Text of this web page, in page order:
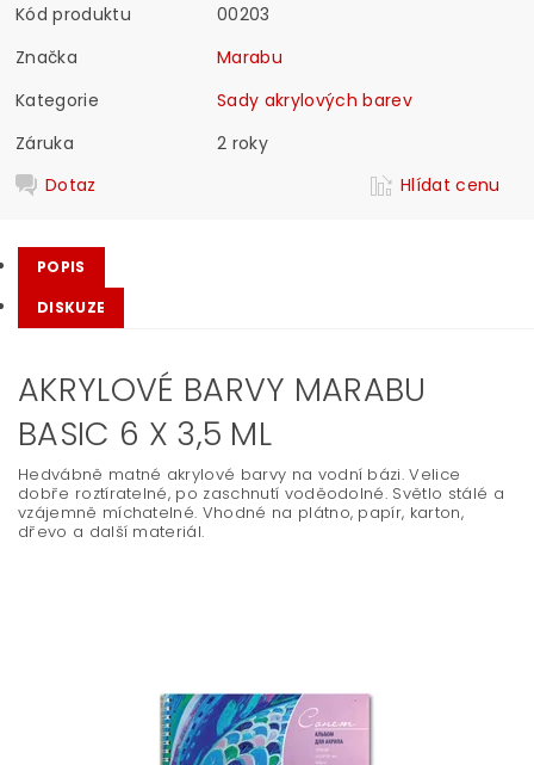
Kód produktu
00203
Značka
Marabu
Kategorie
Sady akrylových barev
Záruka
2 roky
Dotaz
Hlídat cenu
POPIS
DISKUZE
AKRYLOVÉ BARVY MARABU
BASIC 6 X 3,5 ML
Hedvábně matné akrylové barvy na vodní bázi. Velice
dobře roztíratelné, po zaschnutí voděodolné. Světlo stálé a
vzájemně míchatelné. Vhodné na plátno, papír, karton,
dřevo a další materiál.